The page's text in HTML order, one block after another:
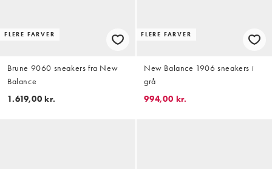
FLERE FARVER
Brune 9060 sneakers fra New
Balance
1.619,00 kr.
FLERE FARVER
New Balance 1906 sneakers i
grå
994,00 kr.